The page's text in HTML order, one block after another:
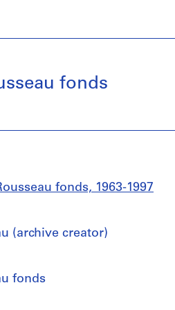
fonds
fonds, 1963-1997
(archive creator)
fonds